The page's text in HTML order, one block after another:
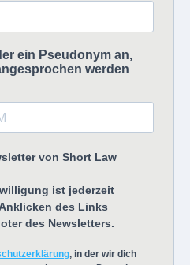
ein Pseudonym an,
werden
von Short Law
ist jederzeit
des Links
des Newsletters.
, in der wir dich